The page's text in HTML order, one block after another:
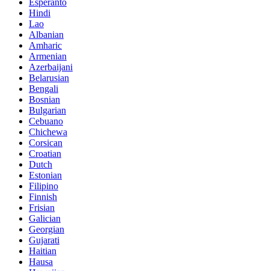
Esperanto
Hindi
Lao
Albanian
Amharic
Armenian
Azerbaijani
Belarusian
Bengali
Bosnian
Bulgarian
Cebuano
Chichewa
Corsican
Croatian
Dutch
Estonian
Filipino
Finnish
Frisian
Galician
Georgian
Gujarati
Haitian
Hausa